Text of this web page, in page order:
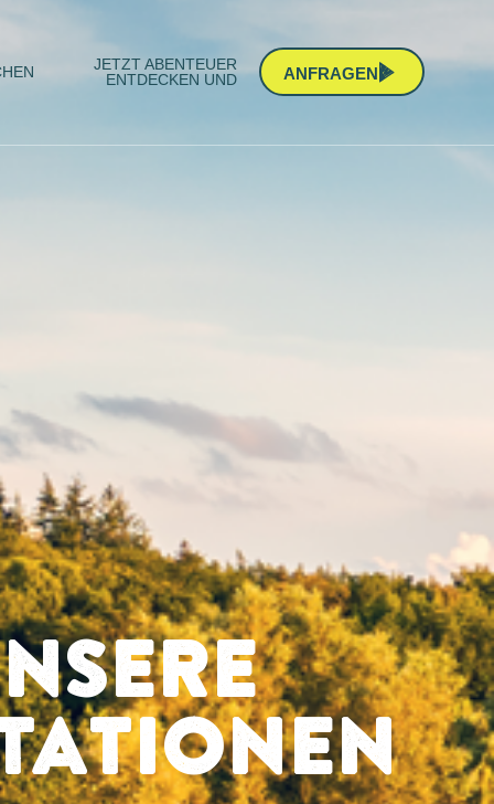
JETZT ABENTEUER
ENTDECKEN UND
ANFRAGEN